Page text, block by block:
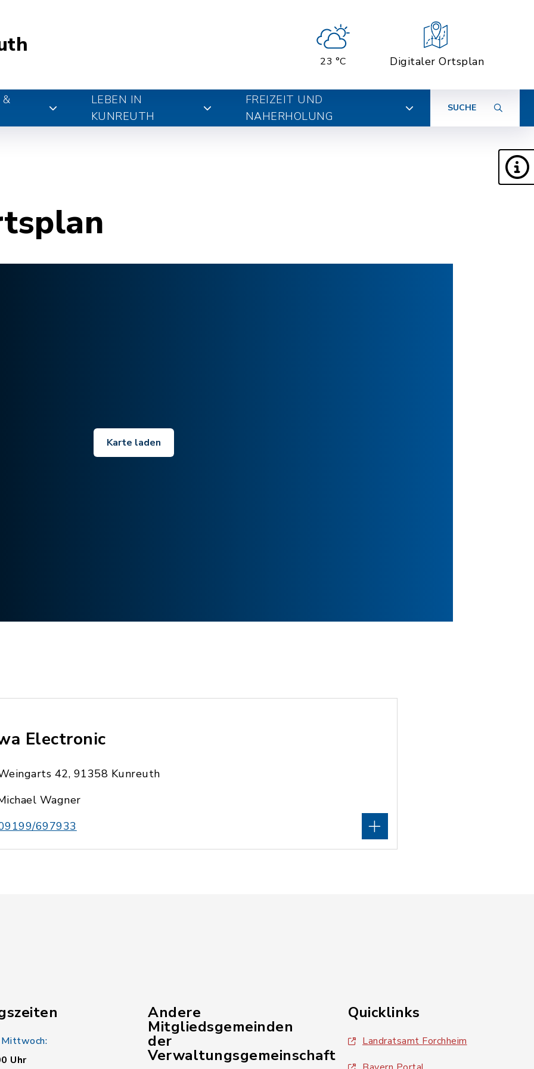
23 °C Digitaler Ortsplan
&
LEBEN IN
KUNREUTH
FREIZEIT UND
NAHERHOLUNG
SUCHE
Karte laden
Electronic
42, 91358 Kunreuth
Wagner
697933
Uhr
Andere
Mitgliedsgemeinden
der
Verwaltungsgemeinschaft
Quicklinks
Landratsamt Forchheim